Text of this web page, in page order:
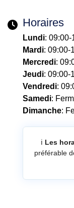
Horaires
Lundi: 09:00-
Mardi: 09:00-
Mercredi:
Jeudi: 09:00-
Vendredi:
Samedi:
Dimanche:
ℹ️ Les
préférable